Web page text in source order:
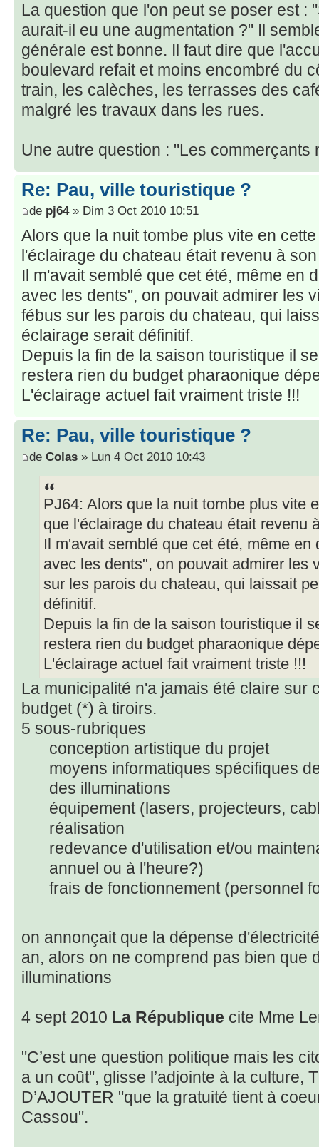
La question que l'on peut se poser est :
aurait-il eu une augmentation ?" Il
générale est bonne. Il faut dire que
boulevard refait et moins encombré du
train, les calèches, les terrasses des
malgré les travaux dans les rues.
Une autre question : "Les commerçants
Re: Pau, ville touristique ?
de pj64» Dim 3 Oct 2010 10:51
Alors que la nuit tombe plus vite en
l'éclairage du chateau était revenu à
Il m'avait semblé que cet été, même en
avec les dents", on pouvait admirer les
fébus sur les parois du chateau, qui
éclairage serait définitif.
Depuis la fin de la saison touristique il
restera rien du budget pharaonique
L'éclairage actuel fait vraiment triste !!!
Re: Pau, ville touristique ?
de Colas » Lun 4 Oct 2010 10:43
PJ64: Alors que la nuit tombe plus vite
que l'éclairage du chateau était revenu
Il m'avait semblé que cet été, même en
avec les dents", on pouvait admirer les
sur les parois du chateau, qui laissait
définitif.
Depuis la fin de la saison touristique il
restera rien du budget pharaonique
L'éclairage actuel fait vraiment triste !!!
La municipalité n'a jamais été claire sur
budget (*) à tiroirs.
5 sous-rubriques
conception artistique du projet
moyens informatiques spécifiques
des illuminations
équipement (lasers, projecteurs,
réalisation
redevance d'utilisation et/ou
annuel ou à l'heure?)
frais de fonctionnement (personnel
on annonçait que la dépense
an, alors on ne comprend pas bien que
illuminations
4 sept 2010 La République cite Mme
"C’est une question politique mais les
a un coût", glisse l’adjointe à la culture,
D’AJOUTER "que la gratuité tient à
Cassou".